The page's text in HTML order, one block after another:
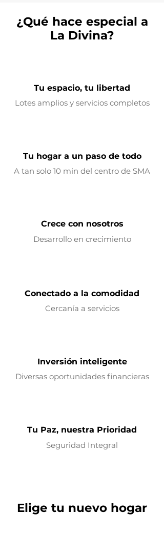
¿Qué hace especial a
La Divina?
Tu espacio, tu libertad
Lotes amplios y servicios completos
Tu hogar a un paso de todo
A tan solo 10 min del centro de SMA
Crece con nosotros
Desarrollo en crecimiento
Conectado a la comodidad
Cercanía a servicios
Inversión inteligente
Diversas oportunidades financieras
Tu Paz, nuestra Prioridad
Seguridad Integral
Elige tu nuevo hogar